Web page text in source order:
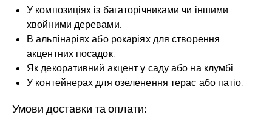
У композиціях із багаторічниками чи іншими
хвойними деревами.
В альпінаріях або рокаріях для створення
акцентних посадок.
Як декоративний акцент у саду або на клумбі.
У контейнерах для озеленення терас або патіо.
Умови доставки та оплати: